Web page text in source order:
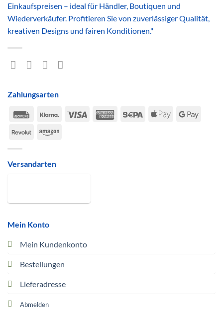
Einkaufspreisen – ideal für Händler, Boutiquen und
Wiederverkäufer. Profitieren Sie von zuverlässiger Qualität,
kreativen Designs und fairen Konditionen."
Mein Konto
Mein Kundenkonto
Bestellungen
Lieferadresse
Abmelden
Zahlungsarten
Rechung
Klarna Visa
American Sepa
Apple
Google
RevolutAmazon
Versandarten